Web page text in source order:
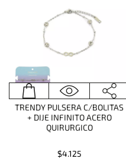
TRENDY PULSERA C/BOLITAS
+ DIJE INFINITO ACERO
QUIRURGICO
$4.125